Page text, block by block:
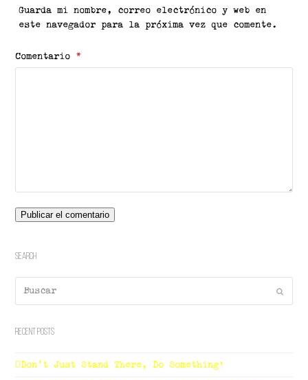
Guarda mi nombre, correo electrónico y web en
este navegador para la próxima vez que comente.
Comentario *
Search
Enviar
Recent Posts
Don’t Just Stand There, Do Something!